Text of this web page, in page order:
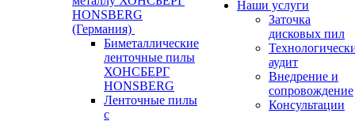
HONSBERG
(Германия)
Биметаллические
ленточные пилы
ХОНСБЕРГ
HONSBERG
Ленточные пилы
с
Наши услуги
Заточка
дисковых пил
аудит
Внедрение и
сопровождение
Консультации